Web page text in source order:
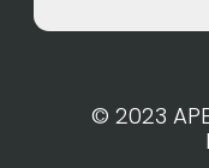
© 2023